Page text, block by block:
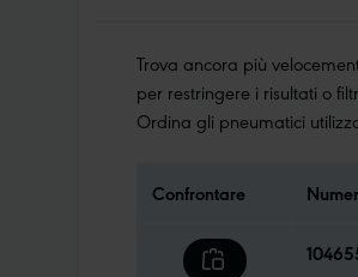
Trova ancora più
per restringere i risultati o
Ordina gli pneumatici
Confrontare